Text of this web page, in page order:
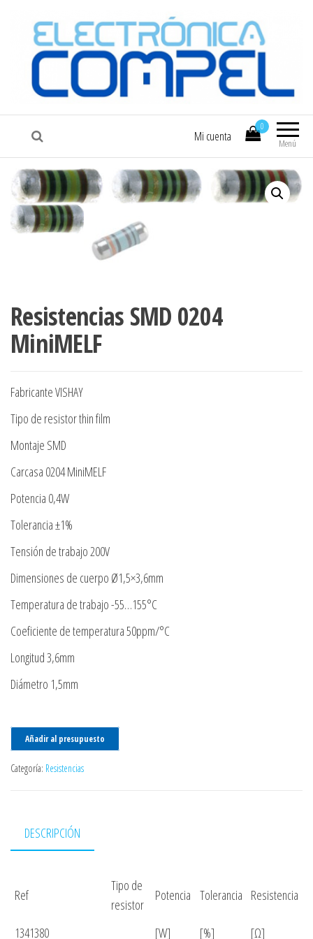
COMPEL Electrónica COMPEL
Menú
0
Mi cuenta
Resistencias SMD 0204
MiniMELF
Fabricante VISHAY
Tipo de resistor thin film
Montaje SMD
Carcasa 0204 MiniMELF
Potencia 0,4W
Tolerancia ±1%
Tensión de trabajo 200V
Dimensiones de cuerpo Ø1,5×3,6mm
Temperatura de trabajo -55…155°C
Coeficiente de temperatura 50ppm/°C
Longitud 3,6mm
Diámetro 1,5mm
Añadir al presupuesto
Categoría: Resistencias
DESCRIPCIÓN
Ref
Tipo de
resistor
Potencia Tolerancia Resistencia
1341380 [W] [%]
[Ω]